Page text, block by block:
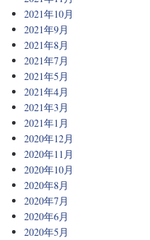
2021年10月
2021年9月
2021年8月
2021年7月
2021年5月
2021年4月
2021年3月
2021年1月
2020年12月
2020年11月
2020年10月
2020年8月
2020年7月
2020年6月
2020年5月